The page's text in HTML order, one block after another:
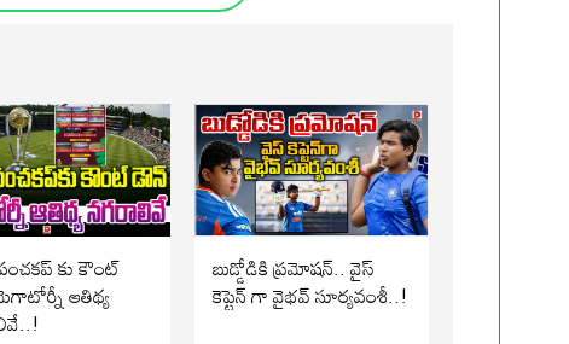
కు కౌంట్
ఆతిథ్య
బుడ్డోడికి ప్రమోషన్.. వైస్
కెప్టెన్ గా వైభవ్ సూర్యవంశీ..!